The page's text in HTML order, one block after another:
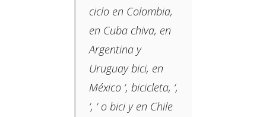
ciclo​ en Colombia,​
en Cuba chiva, en
Argentina y
Uruguay bici, en
México ‘, bicicleta, ‘,
‘, ‘ o bici y en Chile